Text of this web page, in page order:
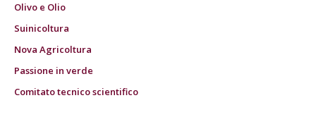
Olivo e Olio
Suinicoltura
Nova Agricoltura
Passione in verde
Comitato tecnico scientifico